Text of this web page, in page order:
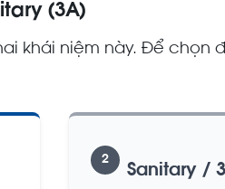
(3A)
khái niệm này. Để chọn
2
Sanitary /